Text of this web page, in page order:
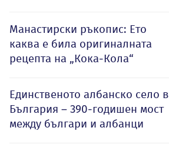
Манастирски ръкопис: Ето
каква е била оригиналната
рецепта на „Кока-Кола“
Единственото албанско село в
България – 390-годишен мост
между българи и албанци